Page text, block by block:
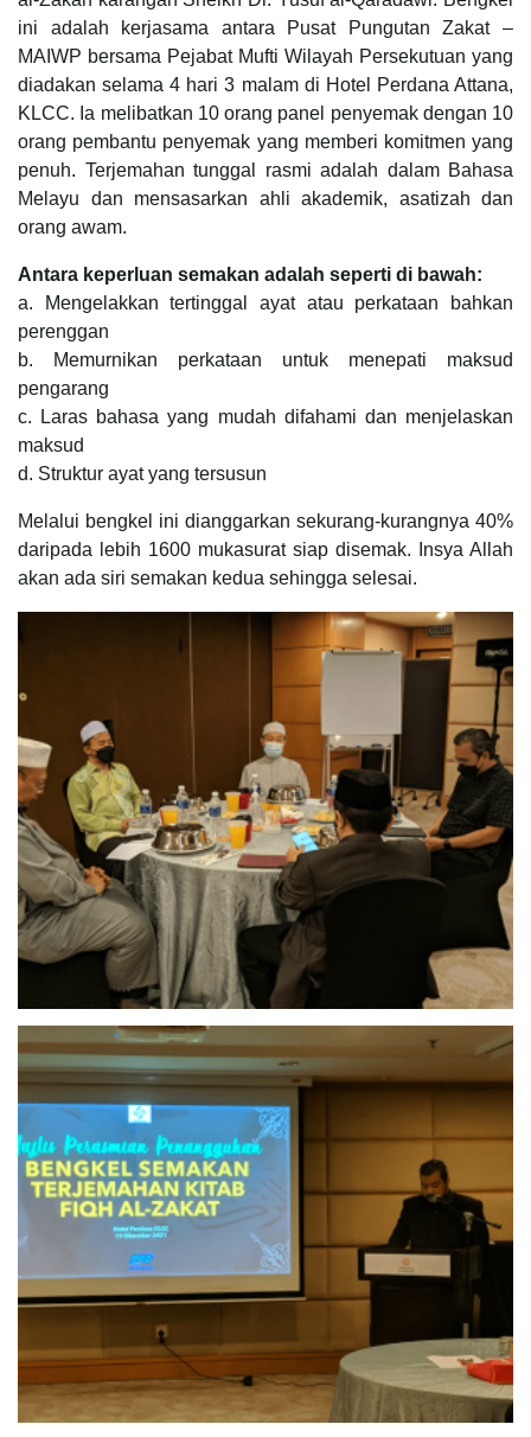
ini adalah kerjasama antara Pusat Pungutan Zakat –
MAIWP bersama Pejabat Mufti Wilayah Persekutuan yang
diadakan selama 4 hari 3 malam di Hotel Perdana Attana,
KLCC. Ia melibatkan 10 orang panel penyemak dengan 10
orang pembantu penyemak yang memberi komitmen yang
penuh. Terjemahan tunggal rasmi adalah dalam Bahasa
Melayu dan mensasarkan ahli akademik, asatizah dan
orang awam.
Antara keperluan semakan adalah seperti di bawah:
a. Mengelakkan tertinggal ayat atau perkataan bahkan
perenggan
b. Memurnikan perkataan untuk menepati maksud
pengarang
c. Laras bahasa yang mudah difahami dan menjelaskan
maksud
d. Struktur ayat yang tersusun
Melalui bengkel ini dianggarkan sekurang-kurangnya 40%
daripada lebih 1600 mukasurat siap disemak. Insya Allah
akan ada siri semakan kedua sehingga selesai.